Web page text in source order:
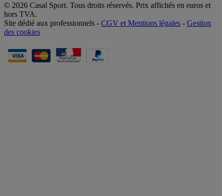
© 2026 Casal Sport. Tous droits réservés. Prix affichés en euros et
hors TVA.
Site dédié aux professionnels - CGV et Mentions légales - Gestion
des cookies